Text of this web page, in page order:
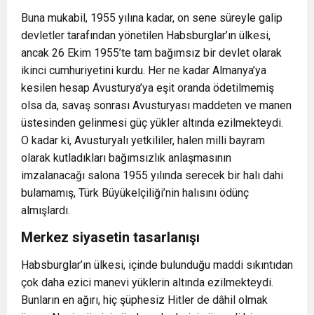
Buna mukabil, 1955 yılına kadar, on sene süreyle galip
devletler tarafından yönetilen Habsburglar’ın ülkesi,
ancak 26 Ekim 1955’te tam bağımsız bir devlet olarak
ikinci cumhuriyetini kurdu. Her ne kadar Almanya’ya
kesilen hesap Avusturya’ya eşit oranda ödetilmemiş
olsa da, savaş sonrası Avusturyası maddeten ve manen
üstesinden gelinmesi güç yükler altında ezilmekteydi.
O kadar ki, Avusturyalı yetkililer, halen milli bayram
olarak kutladıkları bağımsızlık anlaşmasının
imzalanacağı salona 1955 yılında serecek bir halı dahi
bulamamış, Türk Büyükelçiliği’nin halısını ödünç
almışlardı.
Merkez siyasetin tasarlanışı
Habsburglar’ın ülkesi, içinde bulunduğu maddi sıkıntıdan
çok daha ezici manevi yüklerin altında ezilmekteydi.
Bunların en ağırı, hiç şüphesiz Hitler de dâhil olmak